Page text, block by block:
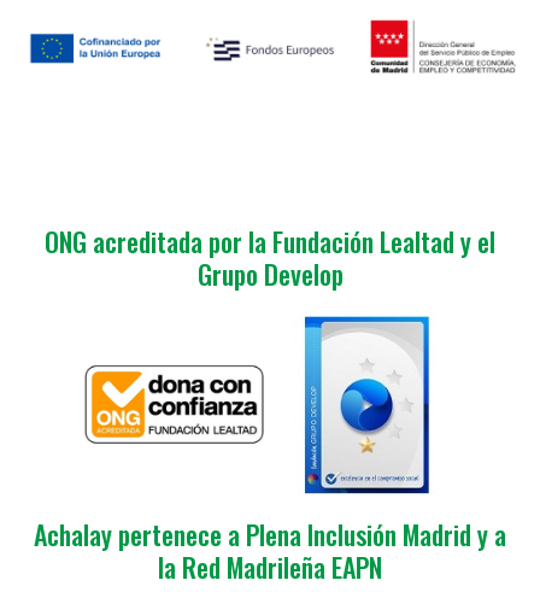
ONG acreditada por la Fundación Lealtad y el
Grupo Develop
Achalay pertenece a Plena Inclusión Madrid y a
la Red Madrileña EAPN